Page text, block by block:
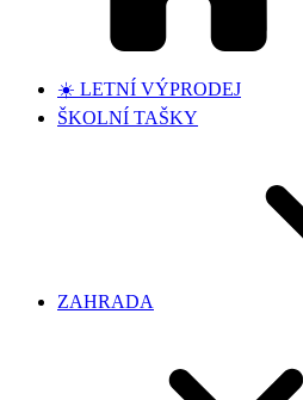
☀️ LETNÍ VÝPRODEJ
ŠKOLNÍ TAŠKY
ZAHRADA